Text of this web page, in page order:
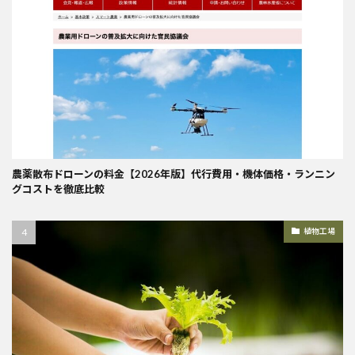
農薬散布ドローンの料金【2026年版】代行費用・機体価格・ランニン
グコストを徹底比較
植物工場